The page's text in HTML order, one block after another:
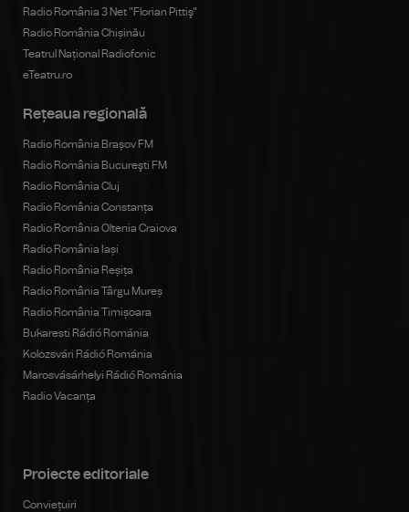
Radio România 3 Net "Florian Pittiş"
Radio România Chișinău
Teatrul Național Radiofonic
eTeatru.ro
Rețeaua regională
Radio România Brașov FM
Radio România Bucureşti FM
Radio România Cluj
Radio România Constanța
Radio România Oltenia Craiova
Radio România Iași
Radio România Reșița
Radio România Târgu Mureș
Radio România Timișoara
Bukaresti Rádió Románia
Kolozsvári Rádió Románia
Marosvásárhelyi Rádió Románia
Radio Vacanța
Proiecte editoriale
Conviețuiri